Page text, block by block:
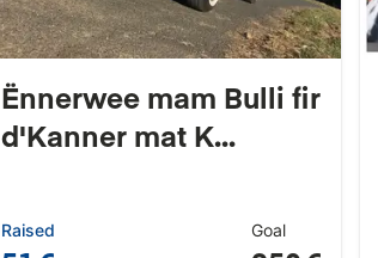
Ënnerwee mam Bulli fir
d'Kanner mat K...
Raised Goal